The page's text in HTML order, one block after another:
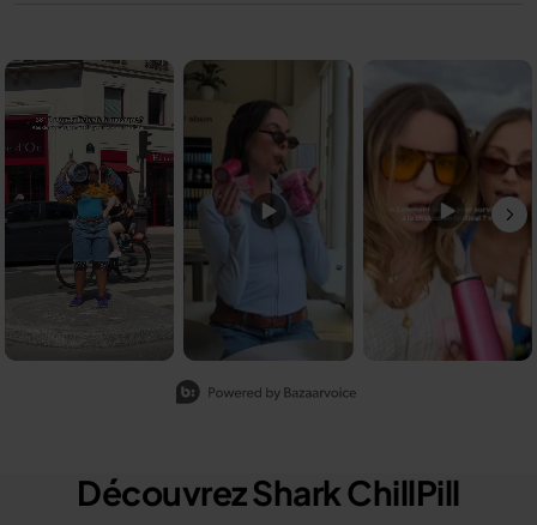
Media Carousel
Carousel with product photos. Use the previous and next buttons
Découvrez Shark ChillPill